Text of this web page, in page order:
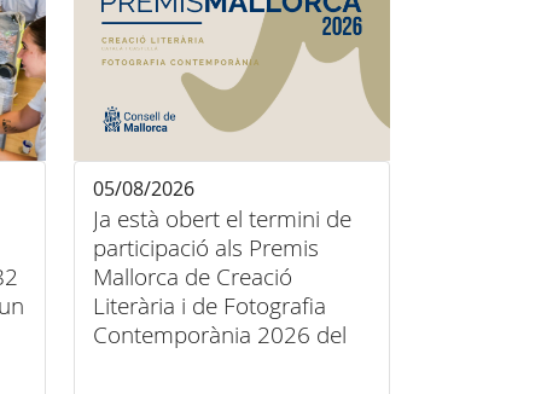
Ja està obert el termini de
participació als Premis
Mallorca de Creació
Literària i de Fotografia
Contemporània 2026 del
05/08/2026